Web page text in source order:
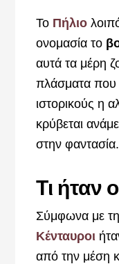
Το Πήλιο
ονομασία το
αυτά τα μέρη
πλάσματα
ιστορικούς η
κρύβεται
στην φαντασία.
Τι ήταν
Σύμφωνα με
Κένταυροι
από την μέση